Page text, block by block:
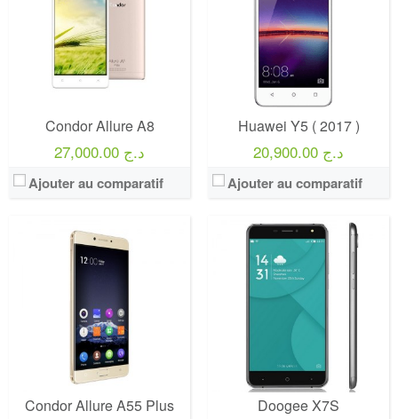
Condor Allure A8
27,000.00 د.ج
Ajouter au comparatif
Huawei Y5 ( 2017 )
20,900.00 د.ج
Ajouter au comparatif
Condor Allure A55 Plus Doogee X7S